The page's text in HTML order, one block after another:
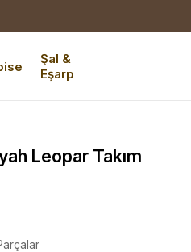
Şal &
Eşarp
Leopar Takım